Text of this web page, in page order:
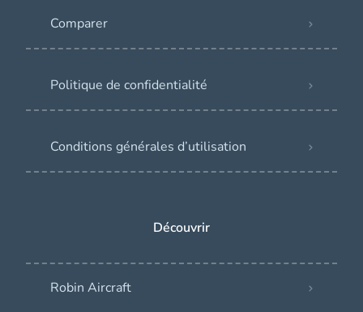
Comparer
Politique de confidentialité
Conditions générales d’utilisation
Découvrir
Robin Aircraft